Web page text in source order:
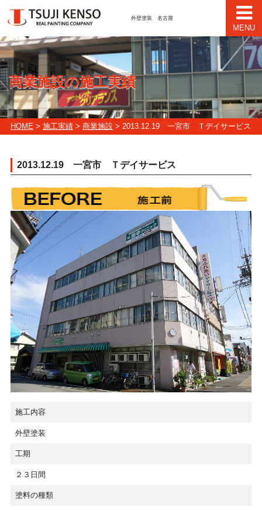
外壁塗装 名古屋
MENU
商業施設の施工実績
HOME> 施工実績> 商業施設> 2013.12.19 一宮市 Ｔデイサービス
2013.12.19 一宮市 Ｔデイサービス
施工内容
外壁塗装
工期
２３日間
塗料の種類